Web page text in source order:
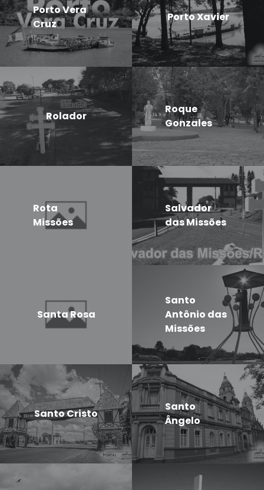
Porto Vera
Cruz
Porto Xavier
Rolador
Roque
Gonzales
Rota
Missões
Salvador
das Missões
Santa Rosa
Santo
Antônio das
Missões
Santo Cristo
Santo
Ângelo